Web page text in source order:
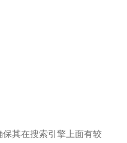
其在搜索引擎上面有较